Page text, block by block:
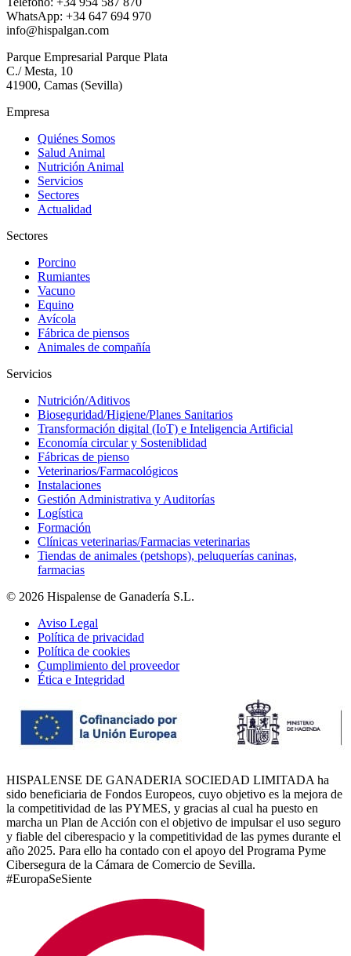
WhatsApp: +34 647 694 970
info@hispalgan.com
Parque Empresarial Parque Plata
C./ Mesta, 10
41900, Camas (Sevilla)
Empresa
Quiénes Somos
Salud Animal
Nutrición Animal
Servicios
Sectores
Actualidad
Sectores
Porcino
Rumiantes
Vacuno
Equino
Avícola
Fábrica de piensos
Animales de compañía
Servicios
Nutrición/Aditivos
Bioseguridad/Higiene/Planes Sanitarios
Transformación digital (IoT) e Inteligencia Artificial
Economía circular y Sosteniblidad
Fábricas de pienso
Veterinarios/Farmacológicos
Instalaciones
Gestión Administrativa y Auditorías
Logística
Formación
Clínicas veterinarias/Farmacias veterinarias
Tiendas de animales (petshops), peluquerías caninas,
farmacias
© 2026 Hispalense de Ganadería S.L.
Aviso Legal
Política de privacidad
Política de cookies
Cumplimiento del proveedor
Ética e Integridad
HISPALENSE DE GANADERIA SOCIEDAD LIMITADA ha
sido beneficiaria de Fondos Europeos, cuyo objetivo es la mejora de
la competitividad de las PYMES, y gracias al cual ha puesto en
marcha un Plan de Acción con el objetivo de impulsar el uso seguro
y fiable del ciberespacio y la competitividad de las pymes durante el
año 2025. Para ello ha contado con el apoyo del Programa Pyme
Cibersegura de la Cámara de Comercio de Sevilla.
#EuropaSeSiente